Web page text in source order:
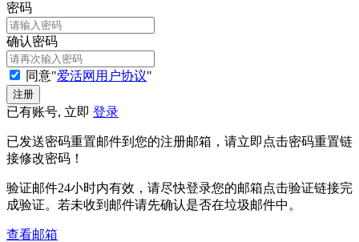
密码
确认密码
同意"爱活网用户协议"
已有账号, 立即 登录
已发送密码重置邮件到您的注册邮箱，请立即点击密码重置链
接修改密码！
验证邮件24小时内有效，请尽快登录您的邮箱点击验证链接完
成验证。若未收到邮件请先确认是否在垃圾邮件中。
查看邮箱